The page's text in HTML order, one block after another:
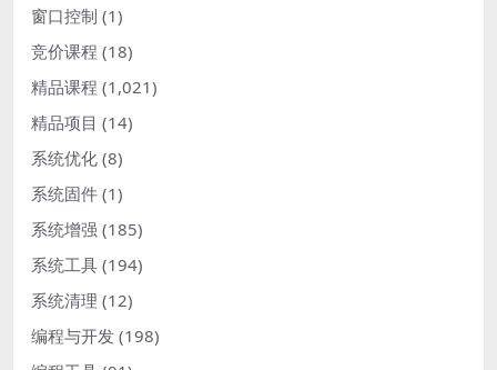
窗口控制 (1)
竞价课程 (18)
精品课程 (1,021)
精品项目 (14)
系统优化 (8)
系统固件 (1)
系统增强 (185)
系统工具 (194)
系统清理 (12)
编程与开发 (198)